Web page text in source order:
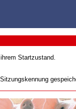
Startzustand.